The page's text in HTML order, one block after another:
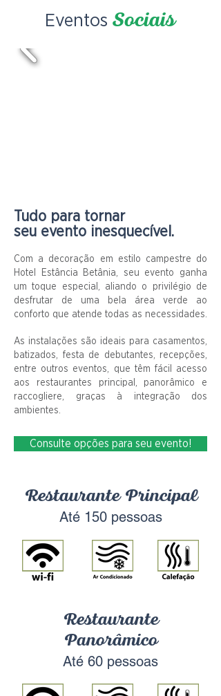
Eventos Sociais
Tudo para tornar
seu evento inesquecível.
Com a decoração em estilo campestre do
Hotel Estância Betânia, seu evento ganha
um toque especial, aliando o privilégio de
desfrutar de uma bela área verde ao
conforto que atende todas as necessidades.
As instalações são ideais para casamentos,
batizados, festa de debutantes, recepções,
entre outros eventos, que têm fácil acesso
aos restaurantes principal, panorâmico e
raccogliere, graças à integração dos
ambientes.
Consulte opções para seu evento!
Restaurante Principal
Até 150 pessoas
Restaurante
Panorâmico
Até 60 pessoas